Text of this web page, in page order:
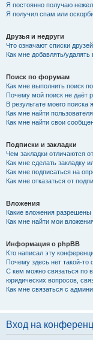
Я постоянно получаю
Я получил спам или
Друзья и недруги
Что означают списки
Как мне добавлять/удалять
Поиск по форумам
Как мне выполнить поиск
Почему мой поиск не даёт
В результате моего поиска
Как мне найти
Как мне найти свои
Подписки и закладки
Чем закладки отличаются
Как мне сделать закладку
Как мне подписаться на
Как мне отказаться от
Вложения
Какие вложения
Как мне найти мои
Информация о phpBB
Кто написал эту
Почему здесь нет такой-то
С кем можно связаться по
юридических вопросов,
Как мне связаться с
Вход на